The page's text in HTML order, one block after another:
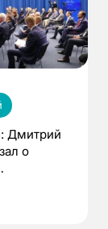
Дмитрий
о